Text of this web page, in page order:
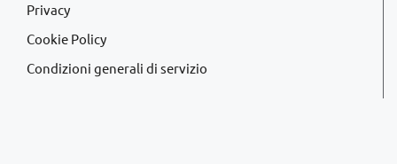
Privacy
Cookie Policy
Condizioni generali di servizio